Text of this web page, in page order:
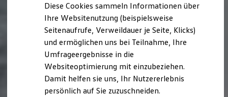
Behörden
Direktkunden
Sonderfahrzeuge
Anpfiff zum Gewinn
Elektromobilität
Elektroautos
ID. Tutorials
Elektrofahrzeugkonzepte
ID. EVERY1
Reichweite
Diese Cookies sammeln Informationen über
Ihre Websitenutzung (beispielsweise
Seitenaufrufe, Verweildauer je Seite, Klicks)
und ermöglichen uns bei Teilnahme, Ihre
Umfrageergebnisse in die
Websiteoptimierung mit einzubeziehen.
Damit helfen sie uns, Ihr Nutzererlebnis
persönlich auf Sie zuzuschneiden.